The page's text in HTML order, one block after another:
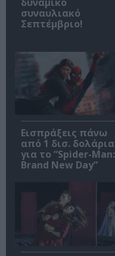
συναυλιακό
Σεπτέμβριο!
Εισπράξεις πάνω
από 1 δισ. δολάρια
για το “Spider-Man:
Brand New Day”